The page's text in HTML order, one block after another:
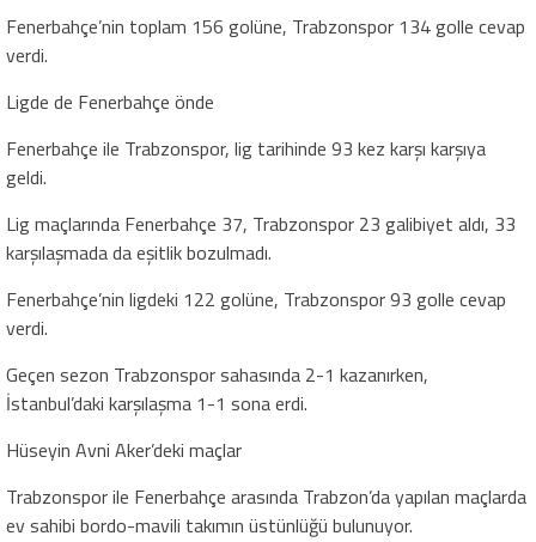
Fenerbahçe’nin toplam 156 golüne, Trabzonspor 134 golle cevap
verdi.
Ligde de Fenerbahçe önde
Fenerbahçe ile Trabzonspor, lig tarihinde 93 kez karşı karşıya
geldi.
Lig maçlarında Fenerbahçe 37, Trabzonspor 23 galibiyet aldı, 33
karşılaşmada da eşitlik bozulmadı.
Fenerbahçe’nin ligdeki 122 golüne, Trabzonspor 93 golle cevap
verdi.
Geçen sezon Trabzonspor sahasında 2-1 kazanırken,
İstanbul’daki karşılaşma 1-1 sona erdi.
Hüseyin Avni Aker’deki maçlar
Trabzonspor ile Fenerbahçe arasında Trabzon’da yapılan maçlarda
ev sahibi bordo-mavili takımın üstünlüğü bulunuyor.